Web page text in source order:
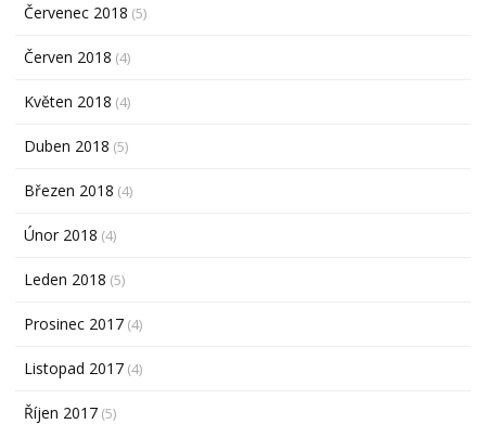
Červenec 2018 (5)
Červen 2018 (4)
Květen 2018 (4)
Duben 2018 (5)
Březen 2018 (4)
Únor 2018 (4)
Leden 2018 (5)
Prosinec 2017 (4)
Listopad 2017 (4)
Říjen 2017 (5)